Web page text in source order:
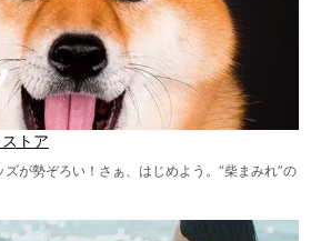
トア
が勢ぞろい！さぁ、はじめよう。“柴まみれ”の